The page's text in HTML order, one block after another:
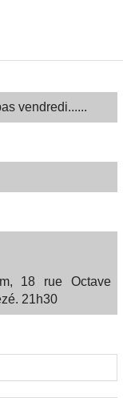
vendredi......
18 rue Octave
21h30